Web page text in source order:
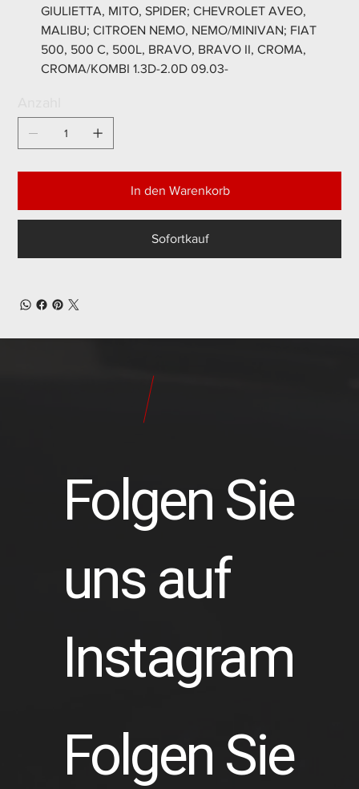
GIULIETTA, MITO, SPIDER; CHEVROLET AVEO,
MALIBU; CITROEN NEMO, NEMO/MINIVAN; FIAT
500, 500 C, 500L, BRAVO, BRAVO II, CROMA,
CROMA/KOMBI 1.3D-2.0D 09.03-
In den Warenkorb
Sofortkauf
Folgen Sie
uns auf
Instagram
Folgen Sie